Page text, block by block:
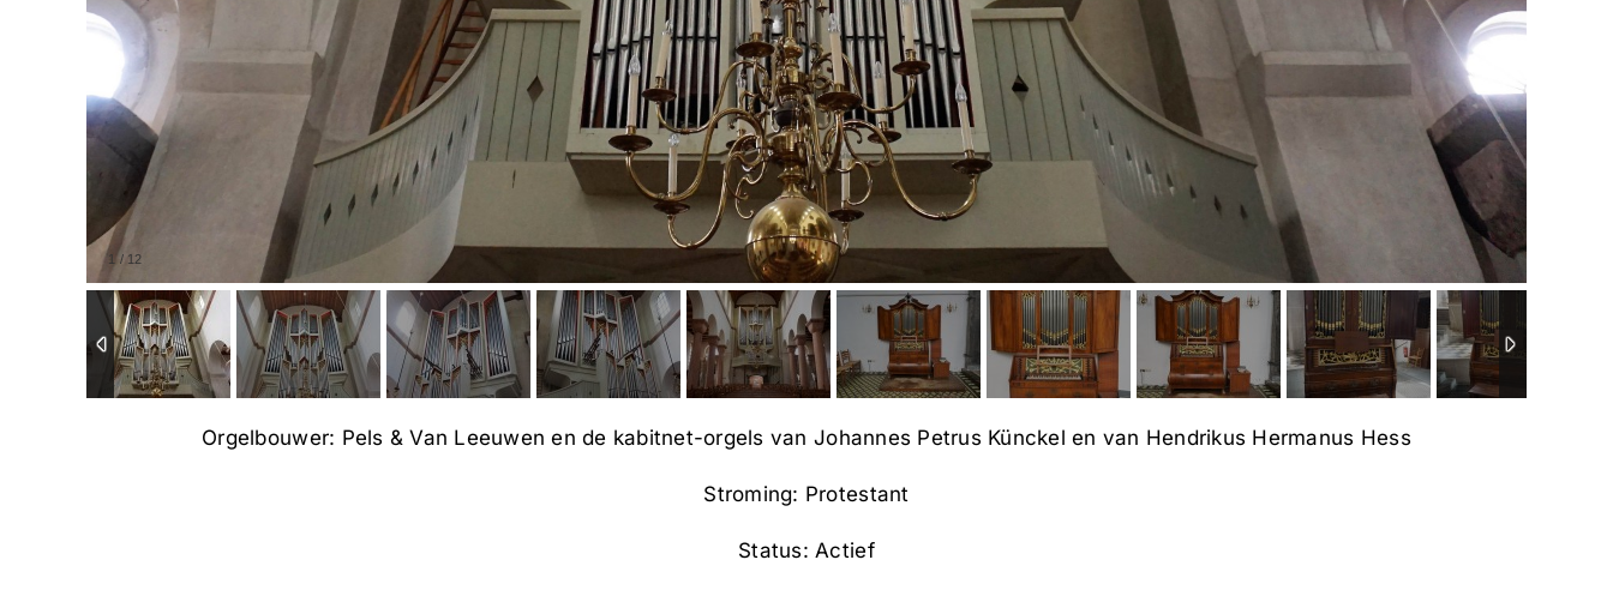
1 / 12
Orgelbouwer: Pels & Van Leeuwen en de kabitnet-orgels van Johannes Petrus Künckel en van Hendrikus Hermanus Hess
Stroming: Protestant
Status: Actief